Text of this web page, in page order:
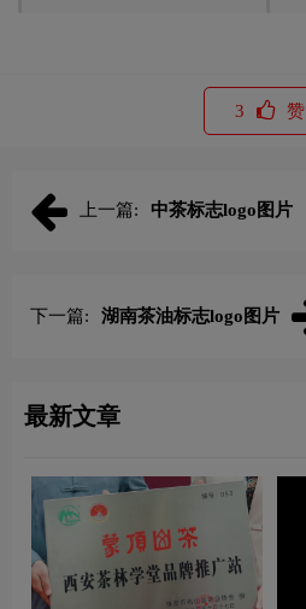
3 赞
上一篇: 中茶标志logo图片
下一篇: 湖南茶油标志logo图片
最新文章